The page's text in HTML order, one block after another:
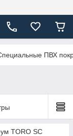
ПВХ
TORO SC